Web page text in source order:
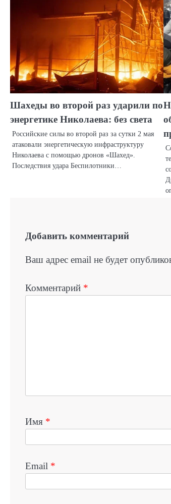
Шахеды во второй раз ударили по
энергетике Николаева: без света
Российские силы во второй раз за сутки 2 мая
атаковали энергетическую инфраструктуру
Николаева с помощью дронов «Шахед».
Последствия удара Беспилотники…
Добавить комментарий
Ваш адрес email не будет
Комментарий *
Имя *
Email *